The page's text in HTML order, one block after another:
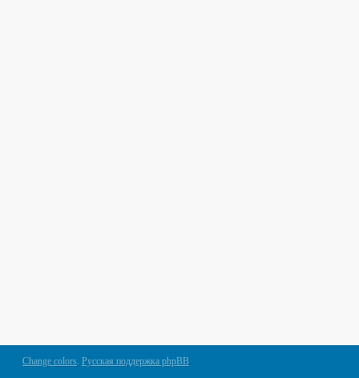
Change colors. Русская поддержка phpBB